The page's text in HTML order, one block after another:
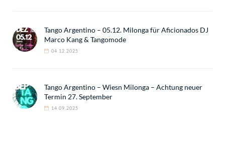
Tango Argentino – 05.12. Milonga für Aficionados DJ
Marco Kang & Tangomode
04.12.2025
Tango Argentino – Wiesn Milonga – Achtung neuer
Termin 27. September
14.09.2025